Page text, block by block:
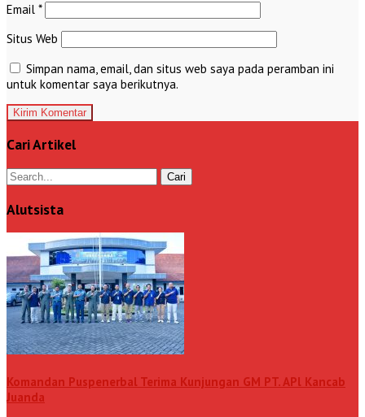
Email *
Situs Web
Simpan nama, email, dan situs web saya pada peramban ini
untuk komentar saya berikutnya.
Cari Artikel
Alutsista
Komandan Puspenerbal Terima Kunjungan GM PT. APl Kancab
Juanda